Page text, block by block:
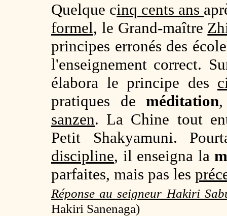
Quelque cinq cents ans
formel, le Grand-maître
principes erronés des
l'enseignement correct.
élabora le principe des
pratiques deméditation
sanzen. La Chine tout
Petit Shakyamuni.
discipline, il enseigna la
parfaites, mais pas les
Réponse au seigneur Hakiri
Hakiri Sanenaga)